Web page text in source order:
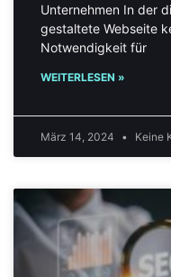
Unternehmen In der
gestaltete Webseite
Notwendigkeit für
WEITERLESEN »
März 14, 2024 Keine